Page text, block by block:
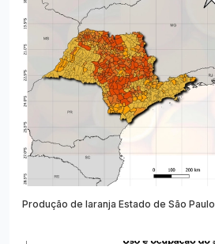
Produção de laranja Estado de São Paulo